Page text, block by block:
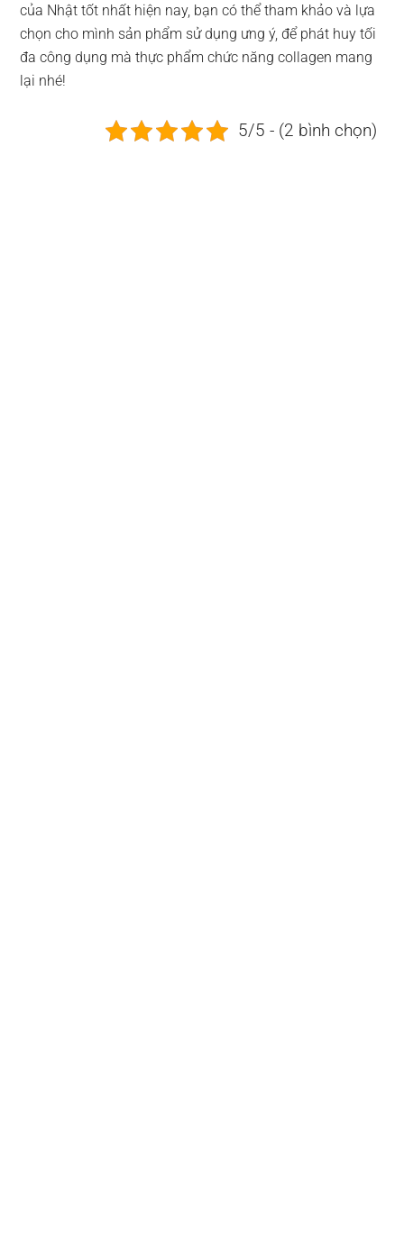
của Nhật tốt nhất hiện nay, bạn có thể tham khảo và lựa
chọn cho mình sản phẩm sử dụng ưng ý, để phát huy tối
đa công dụng mà thực phẩm chức năng collagen mang
lại nhé!
5/5 - (2 bình chọn)